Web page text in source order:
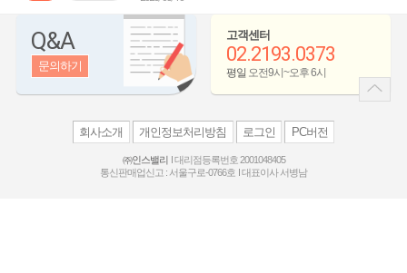
Q&A
문의하기
고객센터
02.2193.0373
평일 오전9시~오후 6시
회사소개 개인정보처리방침 로그인 PC버전
㈜인스밸리 대리점등록번호 2001048405
통신판매업신고 : 서울구로-0766호
대표이사 서병남